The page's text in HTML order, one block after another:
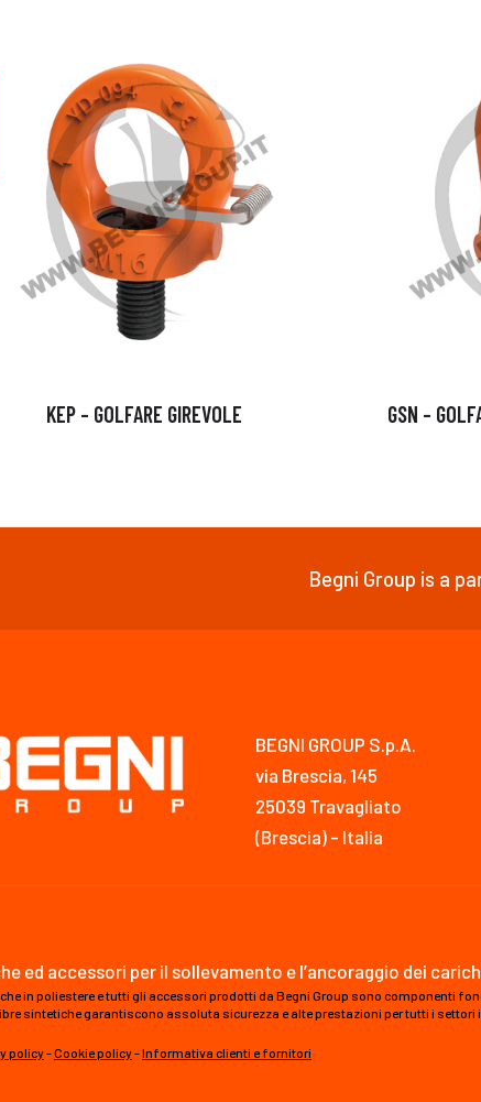
KEP – GOLFARE GIREVOLE GSN –
Begni Group is a
BEGNI GROUP S.p.A.
via Brescia, 145
25039 Travagliato
(Brescia) - Italia
ed accessori per il sollevamento e l’ancoraggio dei
in poliestere e tutti gli accessori prodotti da Begni Group sono componenti
sintetiche garantiscono assoluta sicurezza e alte prestazioni per tutti i settori
policy-Cookie policy-Informativa clienti e fornitori